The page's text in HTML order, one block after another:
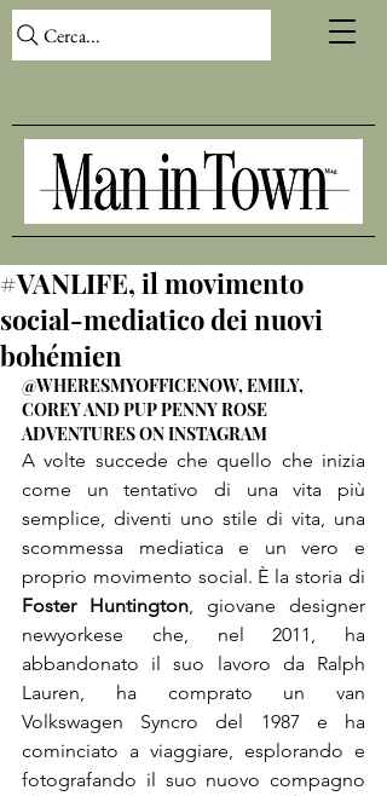
Cerca...
#VANLIFE, il movimento
social-mediatico dei nuovi
bohémien
@WHERESMYOFFICENOW, EMILY,
COREY AND PUP PENNY ROSE
ADVENTURES ON INSTAGRAM
A volte succede che quello che inizia
come un tentativo di una vita più
semplice, diventi uno stile di vita, una
scommessa mediatica e un vero e
Foster Huntington, giovane designer
newyorkese che, nel 2011, ha
abbandonato il suo lavoro da Ralph
Lauren, ha comprato un van
Volkswagen Syncro del 1987 e ha
cominciato a viaggiare, esplorando e
fotografando il suo nuovo compagno